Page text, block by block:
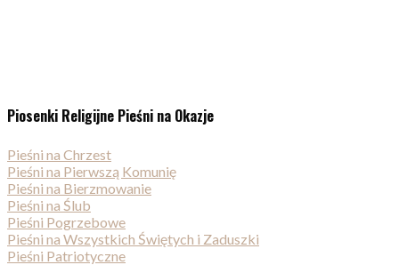
Piosenki Religijne Pieśni na Okazje
Pieśni na Chrzest
Pieśni na Pierwszą Komunię
Pieśni na Bierzmowanie
Pieśni na Ślub
Pieśni Pogrzebowe
Pieśni na Wszystkich Świętych i Zaduszki
Pieśni Patriotyczne